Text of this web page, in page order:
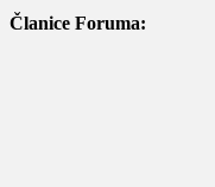
Članice Foruma: